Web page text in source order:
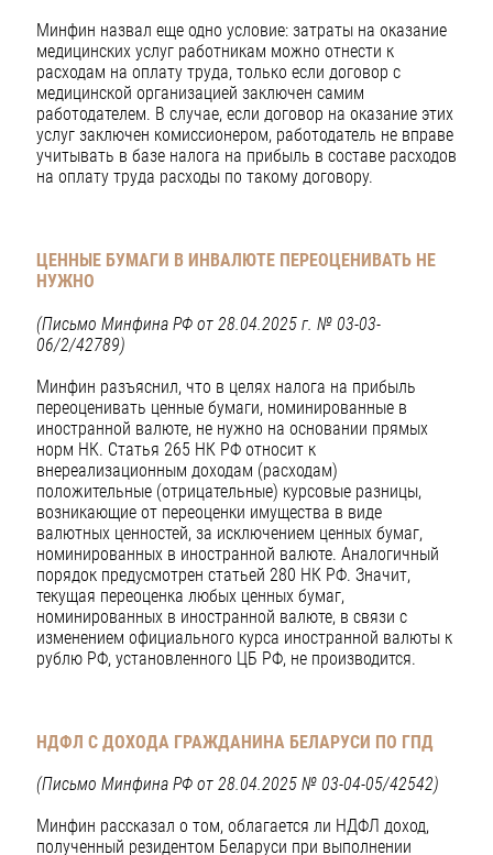
Минфин назвал еще одно условие: затраты на оказание
медицинских услуг работникам можно отнести к
расходам на оплату труда, только если договор с
медицинской организацией заключен самим
работодателем. В случае, если договор на оказание этих
услуг заключен комиссионером, работодатель не вправе
учитывать в базе налога на прибыль в составе расходов
на оплату труда расходы по такому договору.
ЦЕННЫЕ БУМАГИ В ИНВАЛЮТЕ ПЕРЕОЦЕНИВАТЬ НЕ
НУЖНО
(Письмо Минфина РФ от 28.04.2025 г. № 03-03-
06/2/42789)
Минфин разъяснил, что в целях налога на прибыль
переоценивать ценные бумаги, номинированные в
иностранной валюте, не нужно на основании прямых
норм НК. Статья 265 НК РФ относит к
внереализационным доходам (расходам)
положительные (отрицательные) курсовые разницы,
возникающие от переоценки имущества в виде
валютных ценностей, за исключением ценных бумаг,
номинированных в иностранной валюте. Аналогичный
порядок предусмотрен статьей 280 НК РФ. Значит,
текущая переоценка любых ценных бумаг,
номинированных в иностранной валюте, в связи с
изменением официального курса иностранной валюты к
рублю РФ, установленного ЦБ РФ, не производится.
НДФЛ С ДОХОДА ГРАЖДАНИНА БЕЛАРУСИ ПО ГПД
(Письмо Минфина РФ от 28.04.2025 № 03-04-05/42542)
Минфин рассказал о том, облагается ли НДФЛ доход,
полученный резидентом Беларуси при выполнении